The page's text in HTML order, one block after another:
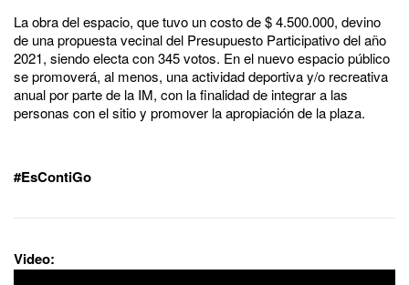
La obra del espacio, que tuvo un costo de $ 4.500.000, devino
de una propuesta vecinal del Presupuesto Participativo del año
2021, siendo electa con 345 votos. En el nuevo espacio público
se promoverá, al menos, una actividad deportiva y/o recreativa
anual por parte de la IM, con la finalidad de integrar a las
personas con el sitio y promover la apropiación de la plaza.
#EsContiGo
Video: